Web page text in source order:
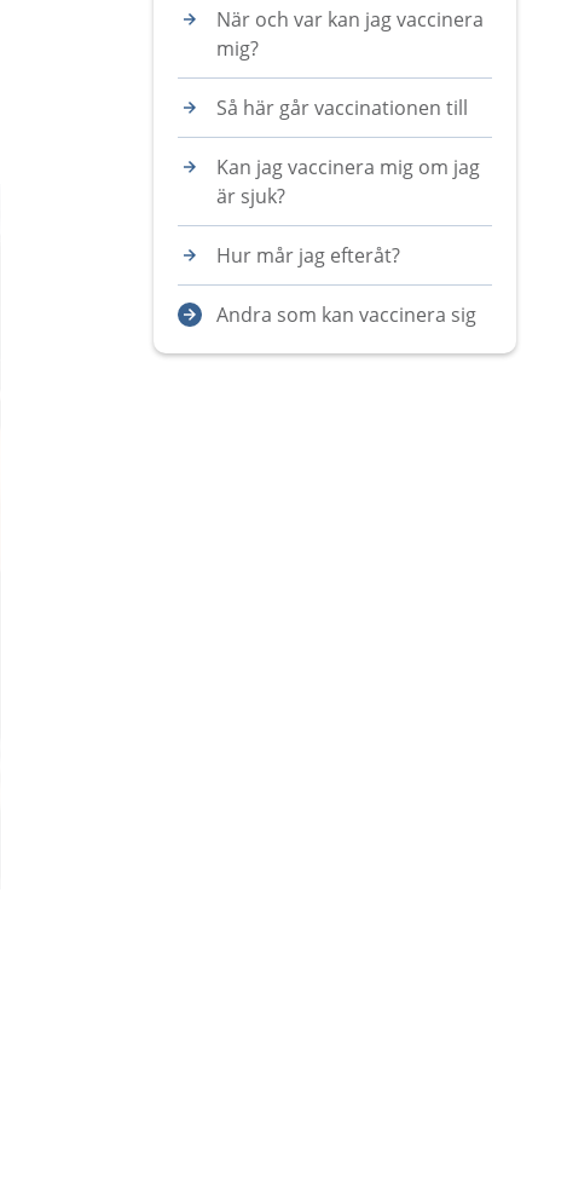
När och var kan jag vaccinera
mig?
Så här går vaccinationen till
Kan jag vaccinera mig om jag
är sjuk?
Hur mår jag efteråt?
Andra som kan vaccinera sig